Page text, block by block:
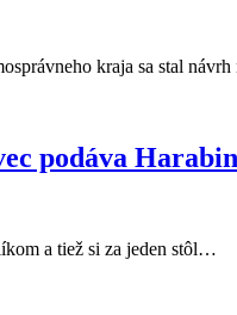
kraja sa stal
podáva
a tiež si za jeden stôl…